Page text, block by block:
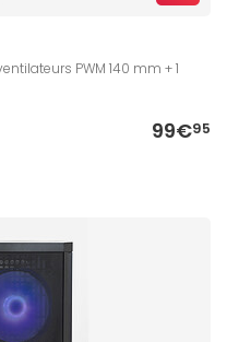
PWM 140 mm + 1
99€95